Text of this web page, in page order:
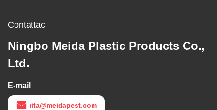
Contattaci
Ningbo Meida Plastic Products Co.,
Ltd.
E-mail
rita@meidapest.com